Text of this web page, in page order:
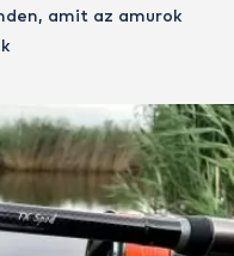
amit az amurok